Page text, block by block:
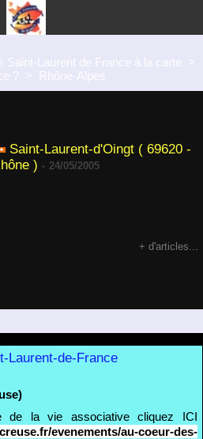
Saint-Laurent-d'Oingt ( 69620 -
) - 24/05/2005
+ d'articles...
Laurent-de-France
de la vie associative cliquez ICI
evenements/au-coeur-des-